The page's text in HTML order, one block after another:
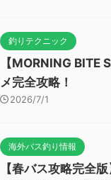
釣りテクニック
【MORNING BITE
メ完全攻略！
2026/7/1
海外バス釣り情報
【春バス攻略完全